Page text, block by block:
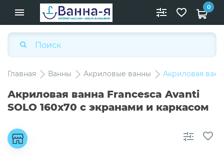
0
Главная Ванны Акриловые ванны Акриловая
Акриловая ванна Francesca Avanti
SOLO 160x70 с экранами и каркасом